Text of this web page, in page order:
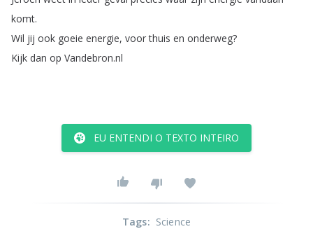
komt.
Wil jij ook goeie energie, voor thuis en onderweg?
Kijk dan op Vandebron.nl
EU ENTENDI O TEXTO INTEIRO
Tags: Science